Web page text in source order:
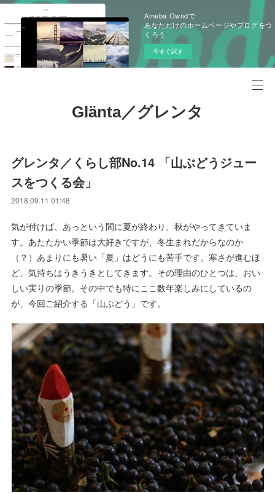
Ameba Owndで
あなただけのホームページやブログをつ
くろう
今すぐ試す
Glänta／グレンタ
グレンタ／くらし部No.14 「山ぶどうジュー
スをつくる会」
2018.09.11 01:48
気が付けば、あっという間に夏が終わり、秋がやってきていま
す。あたたかい季節は大好きですが、冬生まれだからなのか
（？）あまりにも暑い「夏」はどうにも苦手です。寒さが進むほ
ど、気持ちはうきうきとしてきます。その理由のひとつは、おい
しい実りの季節。その中でも特にここ数年楽しみにしているの
が、今回ご紹介する「山ぶどう」です。